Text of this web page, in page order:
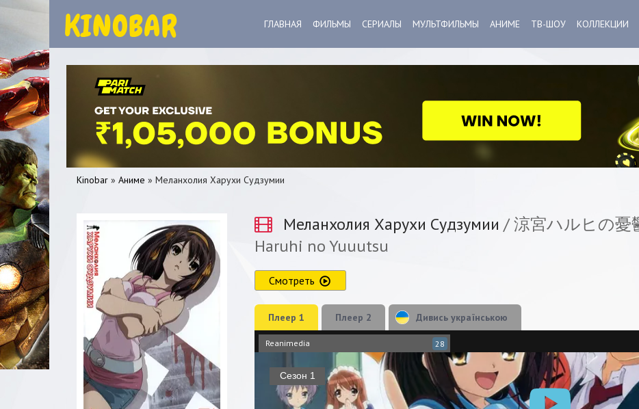
ГЛАВНАЯ ФИЛЬМЫ СЕРИАЛЫ МУЛЬТФИЛЬМЫ АНИМЕ ТВ-ШОУ КОЛЛЕКЦИИ
Kinobar » Аниме » Меланхолия Харухи Судзумии
Меланхолия Харухи Судзумии / 涼宮ハルヒの憂
Haruhi no Yuuutsu
0
1 2 3 4 5
Смотреть
Плеер 1 Плеер 2 Дивись українською
Reanimedia 28